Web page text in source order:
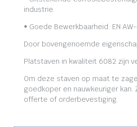
industrie.
• Goede Bewerkbaarheid: EN
Door bovengenoemde
Platstaven in kwaliteit 6082 zijn
Om deze staven op maat te
goedkoper en nauwkeuriger
offerte of orderbevestiging.